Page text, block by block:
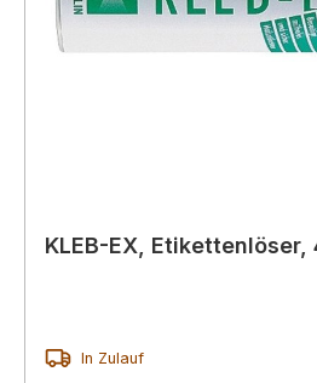
KLEB-EX,
In Zulauf